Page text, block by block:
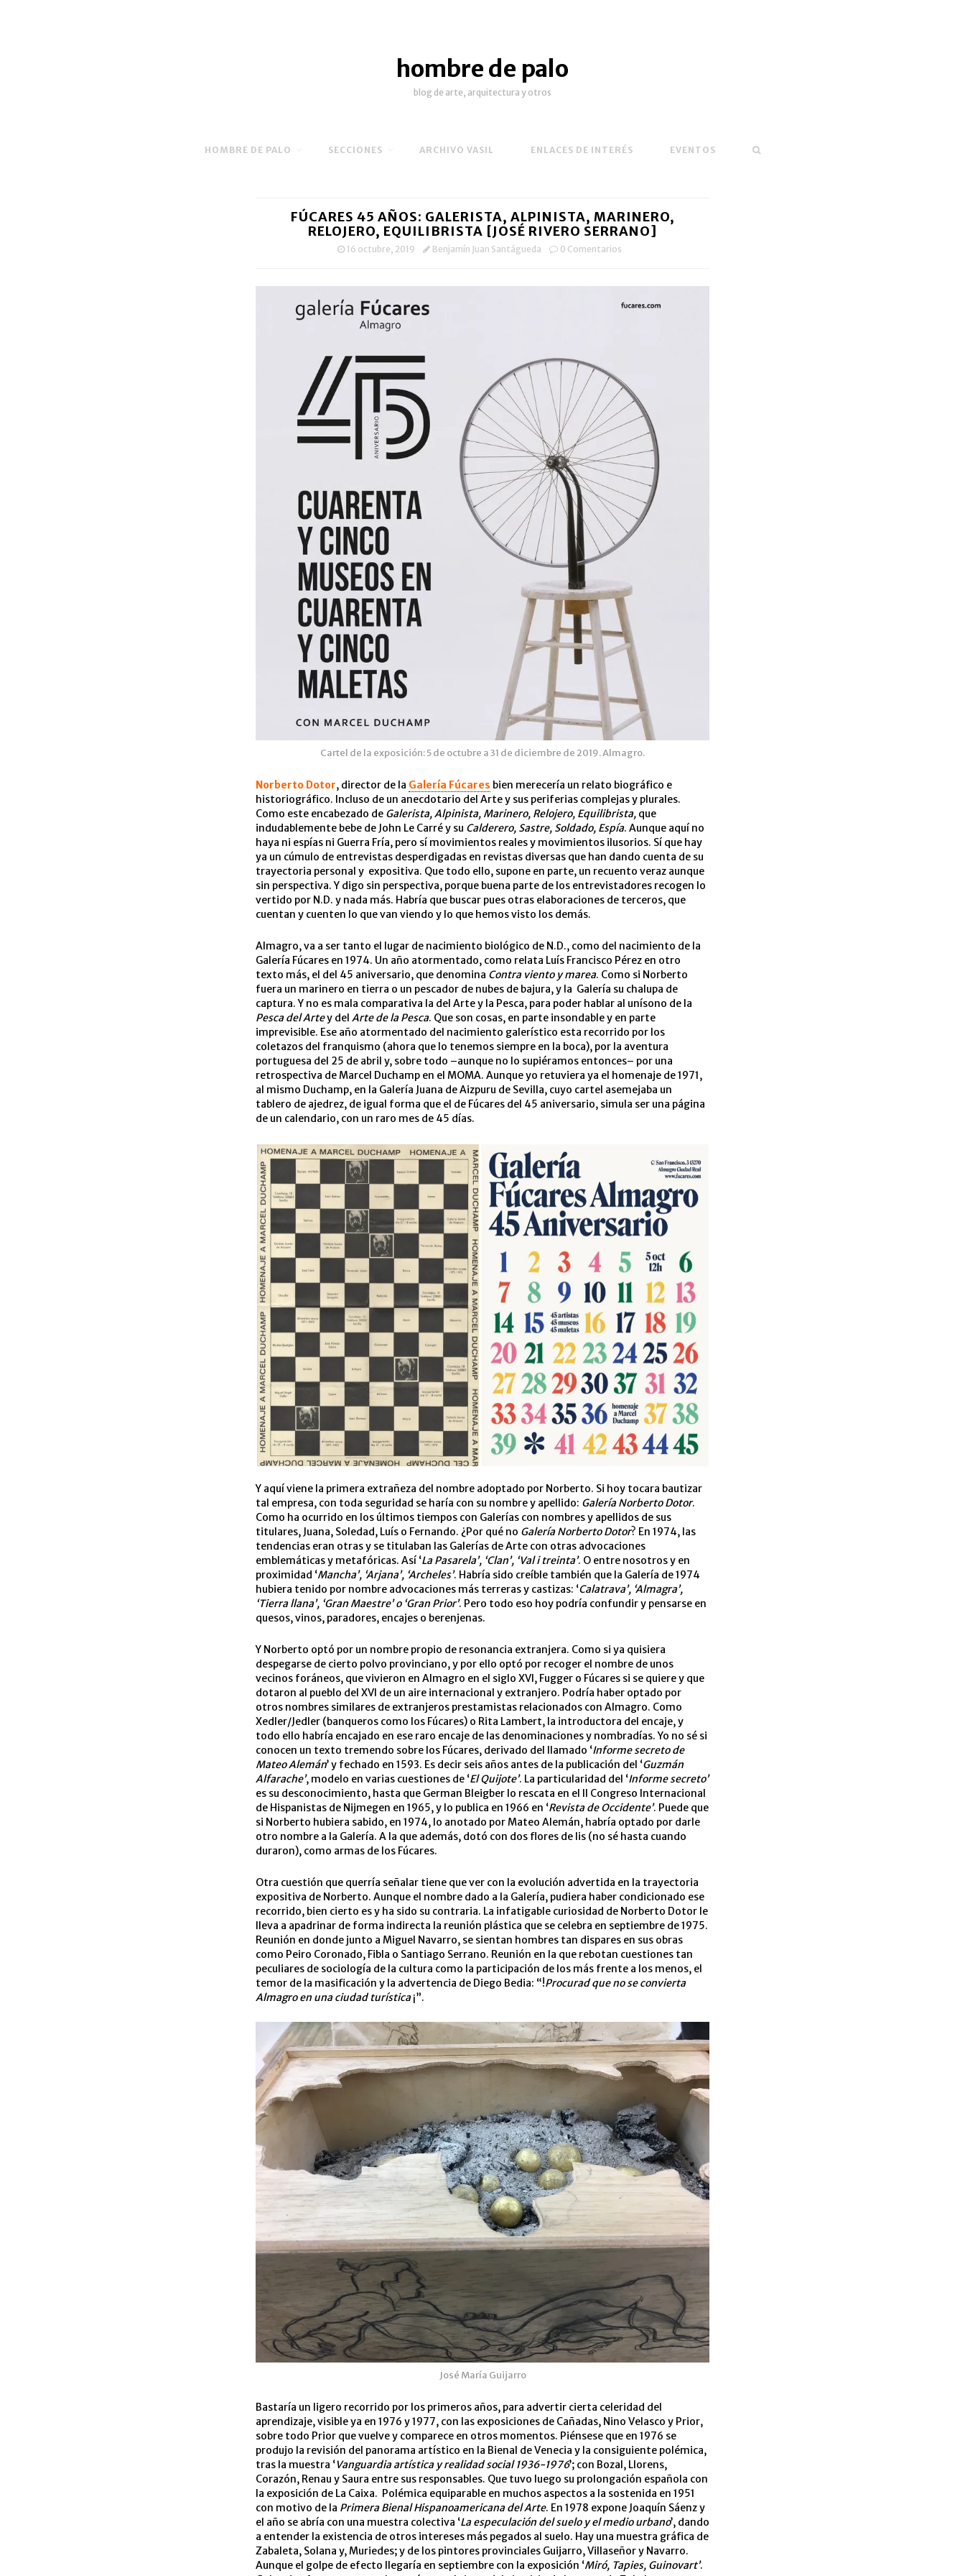
hombre de palo
blog de arte, arquitectura y otros
HOMBRE DE PALO SECCIONES ARCHIVO VASIL ENLACES DE INTERÉS EVENTOS
FÚCARES 45 AÑOS: GALERISTA, ALPINISTA, MARINERO,
RELOJERO, EQUILIBRISTA [JOSÉ RIVERO SERRANO]
16 octubre, 2019 Benjamín Juan Santágueda 0 Comentarios
Cartel de la exposición: 5 de octubre a 31 de diciembre de 2019. Almagro.
Norberto Dotor, director de la Galería Fúcares bien merecería un relato biográfico e
historiográfico. Incluso de un anecdotario del Arte y sus periferias complejas y plurales.
Como este encabezado de Galerista, Alpinista, Marinero, Relojero, Equilibrista, que
indudablemente bebe de John Le Carré y su Calderero, Sastre, Soldado, Espía. Aunque aquí no
haya ni espías ni Guerra Fría, pero sí movimientos reales y movimientos ilusorios. Sí que hay
ya un cúmulo de entrevistas desperdigadas en revistas diversas que han dando cuenta de su
trayectoria personal y expositiva. Que todo ello, supone en parte, un recuento veraz aunque
sin perspectiva. Y digo sin perspectiva, porque buena parte de los entrevistadores recogen lo
vertido por N.D. y nada más. Habría que buscar pues otras elaboraciones de terceros, que
cuentan y cuenten lo que van viendo y lo que hemos visto los demás.
Almagro, va a ser tanto el lugar de nacimiento biológico de N.D., como del nacimiento de la
Galería Fúcares en 1974. Un año atormentado, como relata Luís Francisco Pérez en otro
texto más, el del 45 aniversario, que denomina Contra viento y marea. Como si Norberto
fuera un marinero en tierra o un pescador de nubes de bajura, y la Galería su chalupa de
captura. Y no es mala comparativa la del Arte y la Pesca, para poder hablar al unísono de la
Pesca del Artey del Arte de la Pesca. Que son cosas, en parte insondable y en parte
imprevisible. Ese año atormentado del nacimiento galerístico esta recorrido por los
coletazos del franquismo (ahora que lo tenemos siempre en la boca), por la aventura
portuguesa del 25 de abril y, sobre todo –aunque no lo supiéramos entonces– por una
retrospectiva de Marcel Duchamp en el MOMA. Aunque yo retuviera ya el homenaje de 1971,
al mismo Duchamp, en la Galería Juana de Aizpuru de Sevilla, cuyo cartel asemejaba un
tablero de ajedrez, de igual forma que el de Fúcares del 45 aniversario, simula ser una página
de un calendario, con un raro mes de 45 días.
Y aquí viene la primera extrañeza del nombre adoptado por Norberto. Si hoy tocara bautizar
tal empresa, con toda seguridad se haría con su nombre y apellido: Galería Norberto Dotor.
Como ha ocurrido en los últimos tiempos con Galerías con nombres y apellidos de sus
titulares, Juana, Soledad, Luís o Fernando. ¿Por qué no Galería Norberto Dotor? En 1974, las
tendencias eran otras y se titulaban las Galerías de Arte con otras advocaciones
emblemáticas y metafóricas. Así ‘La Pasarela’, ‘Clan’, ‘Val i treinta’. O entre nosotros y en
proximidad ‘Mancha’, ‘Arjana’, ‘Archeles’. Habría sido creíble también que la Galería de 1974
hubiera tenido por nombre advocaciones más terreras y castizas: ‘Calatrava’, ‘Almagra’,
‘Tierra llana’, ‘Gran Maestre’ o ‘Gran Prior’. Pero todo eso hoy podría confundir y pensarse en
quesos, vinos, paradores, encajes o berenjenas.
Y Norberto optó por un nombre propio de resonancia extranjera. Como si ya quisiera
despegarse de cierto polvo provinciano, y por ello optó por recoger el nombre de unos
vecinos foráneos, que vivieron en Almagro en el siglo XVI, Fugger o Fúcares si se quiere y que
dotaron al pueblo del XVI de un aire internacional y extranjero. Podría haber optado por
otros nombres similares de extranjeros prestamistas relacionados con Almagro. Como
Xedler/Jedler (banqueros como los Fúcares) o Rita Lambert, la introductora del encaje, y
todo ello habría encajado en ese raro encaje de las denominaciones y nombradías. Yo no sé si
conocen un texto tremendo sobre los Fúcares, derivado del llamado ‘Informe secreto de
Mateo Alemán’ y fechado en 1593. Es decir seis años antes de la publicación del ‘Guzmán
Alfarache’, modelo en varias cuestiones de ‘El Quijote’. La particularidad del ‘Informe secreto’
es su desconocimiento, hasta que German Bleigber lo rescata en el II Congreso Internacional
de Hispanistas de Nijmegen en 1965, y lo publica en 1966 en ‘Revista de Occidente’. Puede que
si Norberto hubiera sabido, en 1974, lo anotado por Mateo Alemán, habría optado por darle
otro nombre a la Galería. A la que además, dotó con dos flores de lis (no sé hasta cuando
duraron), como armas de los Fúcares.
Otra cuestión que querría señalar tiene que ver con la evolución advertida en la trayectoria
expositiva de Norberto. Aunque el nombre dado a la Galería, pudiera haber condicionado ese
recorrido, bien cierto es y ha sido su contraria. La infatigable curiosidad de Norberto Dotor le
lleva a apadrinar de forma indirecta la reunión plástica que se celebra en septiembre de 1975.
Reunión en donde junto a Miguel Navarro, se sientan hombres tan dispares en sus obras
como Peiro Coronado, Fibla o Santiago Serrano. Reunión en la que rebotan cuestiones tan
peculiares de sociología de la cultura como la participación de los más frente a los menos, el
temor de la masificación y la advertencia de Diego Bedia: “!Procurad que no se convierta
Almagro en una ciudad turística¡”.
José María Guijarro
Bastaría un ligero recorrido por los primeros años, para advertir cierta celeridad del
aprendizaje, visible ya en 1976 y 1977, con las exposiciones de Cañadas, Nino Velasco y Prior,
sobre todo Prior que vuelve y comparece en otros momentos. Piénsese que en 1976 se
produjo la revisión del panorama artístico en la Bienal de Venecia y la consiguiente polémica,
tras la muestra ‘Vanguardia artística y realidad social 1936-1976’; con Bozal, Llorens,
Corazón, Renau y Saura entre sus responsables. Que tuvo luego su prolongación española con
la exposición de La Caixa. Polémica equiparable en muchos aspectos a la sostenida en 1951
con motivo de la Primera Bienal Hispanoamericana del Arte. En 1978 expone Joaquín Sáenz y
el año se abría con una muestra colectiva ‘La especulación del suelo y el medio urbano’, dando
a entender la existencia de otros intereses más pegados al suelo. Hay una muestra gráfica de
Zabaleta, Solana y, Muriedes; y de los pintores provinciales Guijarro, Villaseñor y Navarro.
Aunque el golpe de efecto llegaría en septiembre con la exposición ‘Miró, Tapies, Guinovart’.